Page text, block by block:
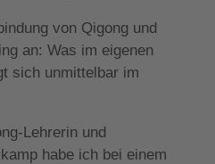
von Qigong und
an: Was im eigenen
sich unmittelbar im
Lehrerin und
habe ich bei einem